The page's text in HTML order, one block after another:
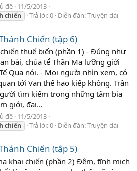
đề 11/5/2013
chiến Trả lời: 0 Diễn đàn:Truyện dài
Chiến (tập 6)
thuế biến (phần 1) - Đúng như
bài, chúa tể Thần Ma lưỡng giới
Qua nói. - Mọi người nhìn xem, có
tới Vạn thế hạo kiếp không. Trần
tìm kiếm trong những tấm bia
giới, đại...
đề 11/5/2013
chiến Trả lời: 0 Diễn đàn:Truyện dài
Chiến (tập 5)
khai chiến (phần 2) Đêm, tĩnh mịch